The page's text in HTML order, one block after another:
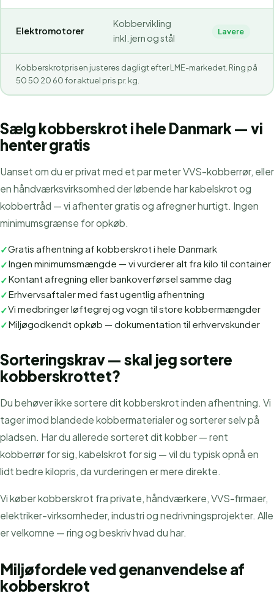
Elektromotorer
Kobbervikling
inkl. jern og stål
Lavere
Kobberskrotprisen justeres dagligt efter LME-markedet. Ring på
50 50 20 60 for aktuel pris pr. kg.
Sælg kobberskrot i hele Danmark — vi
henter gratis
Uanset om du er privat med et par meter VVS-kobberrør, eller
en håndværksvirksomhed der løbende har kabelskrot og
kobbertråd — vi afhenter gratis og afregner hurtigt. Ingen
minimumsgrænse for opkøb.
✓Gratis afhentning af kobberskrot i hele Danmark
✓Ingen minimumsmængde — vi vurderer alt fra kilo til container
✓Kontant afregning eller bankoverførsel samme dag
✓Erhvervsaftaler med fast ugentlig afhentning
✓Vi medbringer løftegrej og vogn til store kobbermængder
✓Miljøgodkendt opkøb — dokumentation til erhvervskunder
Sorteringskrav — skal jeg sortere
kobberskrottet?
Du behøver ikke sortere dit kobberskrot inden afhentning. Vi
tager imod blandede kobbermaterialer og sorterer selv på
pladsen. Har du allerede sorteret dit kobber — rent
kobberrør for sig, kabelskrot for sig — vil du typisk opnå en
lidt bedre kilopris, da vurderingen er mere direkte.
Vi køber kobberskrot fra private, håndværkere, VVS-firmaer,
elektriker-virksomheder, industri og nedrivningsprojekter. Alle
er velkomne — ring og beskriv hvad du har.
Miljøfordele ved genanvendelse af
kobberskrot